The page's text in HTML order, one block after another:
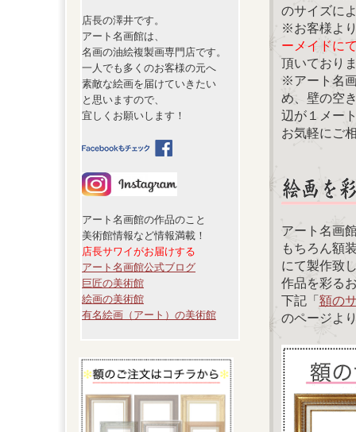
店長の澤井です。
アート名画館は、
名画の油絵複製画専門店です。
一人でも多くのお客様の元へ
素敵な絵画を届けていきたい
と思いますので、
宜しくお願いします！
アート名画館の作品のこと
美術館情報など情報満載！
店長サワイがお届けする
アート名画館公式ブログ
巨匠の美術館
絵画の美術館
有名絵画（アート）の美術館
のサイズに
※お客様よ
ーメイドに
頂いており
※アート名
め、壁の空
辺が１メー
お気軽にご
アート名画
もちろん額
にて製作致
作品を彩る
下記「額の
のページよ